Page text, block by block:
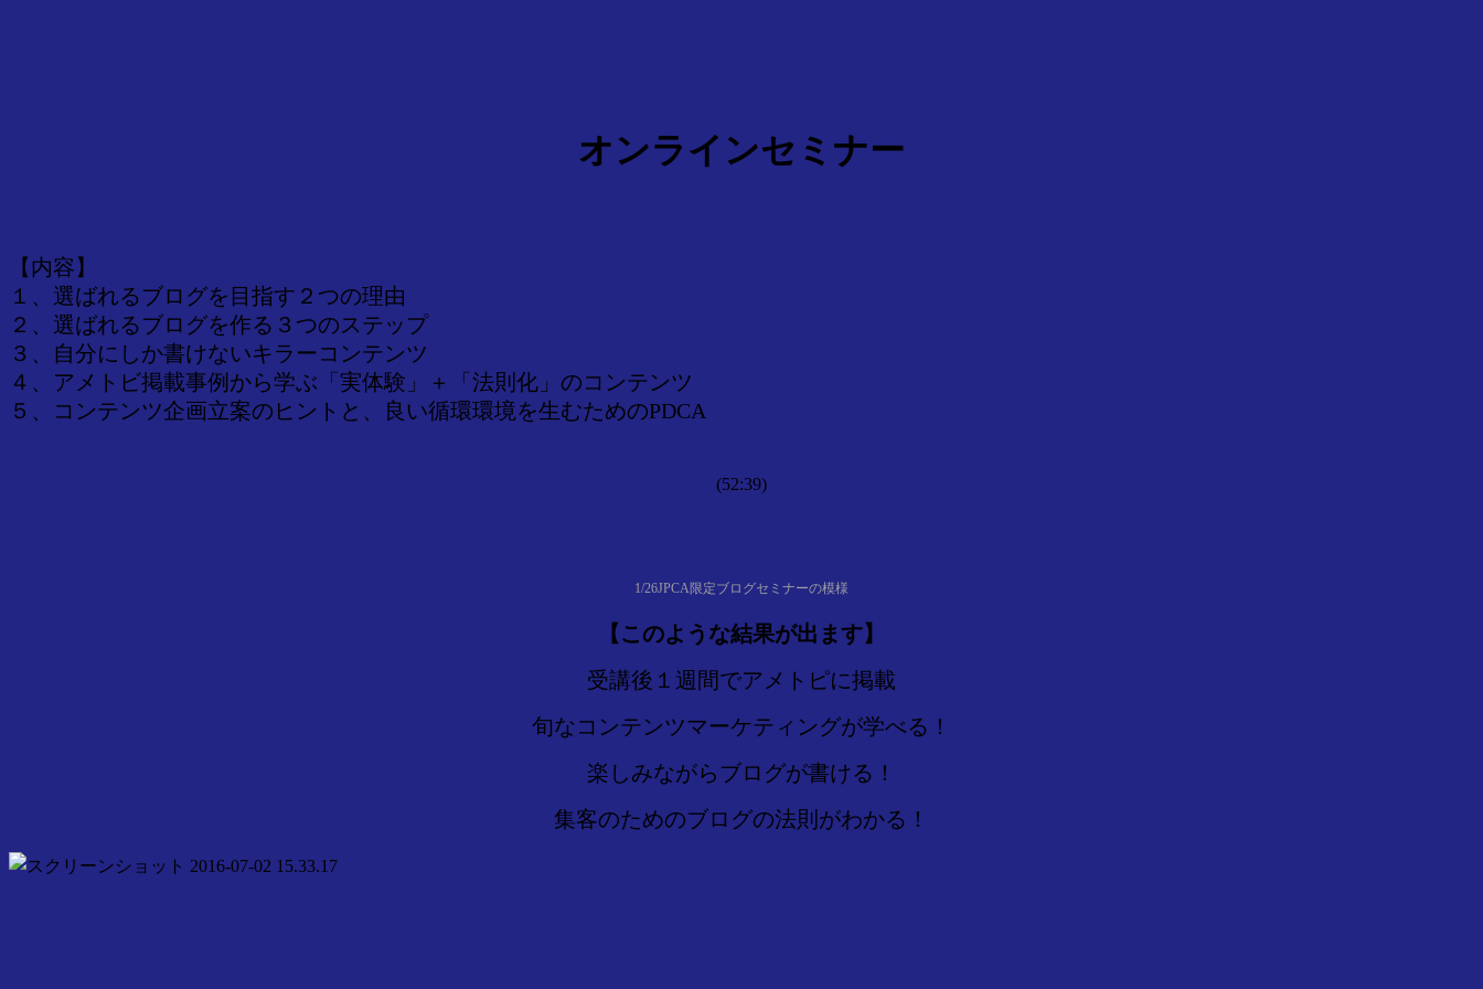
オンラインセミナー
【内容】
１、選ばれるブログを目指す２つの理由
２、選ばれるブログを作る３つのステップ
３、自分にしか書けないキラーコンテンツ
４、アメトビ掲載事例から学ぶ「実体験」＋「法則化」のコンテンツ
５、コンテンツ企画立案のヒントと、良い循環環境を生むためのPDCA
(52:39)
1/26JPCA限定ブログセミナーの模様
【このような結果が出ます】
受講後１週間でアメトピに掲載
旬なコンテンツマーケティングが学べる！
楽しみながらブログが書ける！
集客のためのブログの法則がわかる！